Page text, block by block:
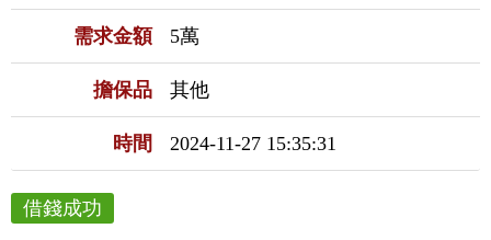
需求金額 5萬
擔保品 其他
時間 2024-11-27 15:35:31
借錢成功